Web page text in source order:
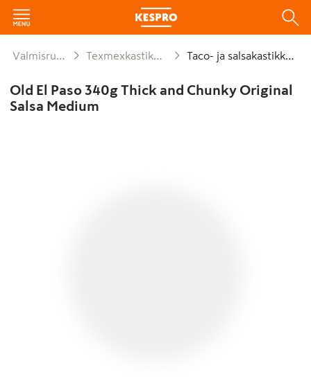
Valmisruoat Texmexkastikkeet Taco- ja salsakastikkeet
Old El Paso 340g Thick and Chunky Original
Salsa Medium